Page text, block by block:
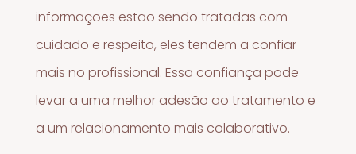
informações estão sendo tratadas com
cuidado e respeito, eles tendem a confiar
mais no profissional. Essa confiança pode
levar a uma melhor adesão ao tratamento e
a um relacionamento mais colaborativo.